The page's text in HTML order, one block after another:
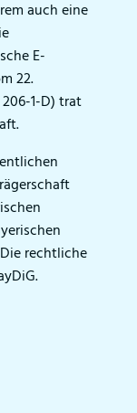
auch eine
E-
22.
206-1-D) trat
rechtliche